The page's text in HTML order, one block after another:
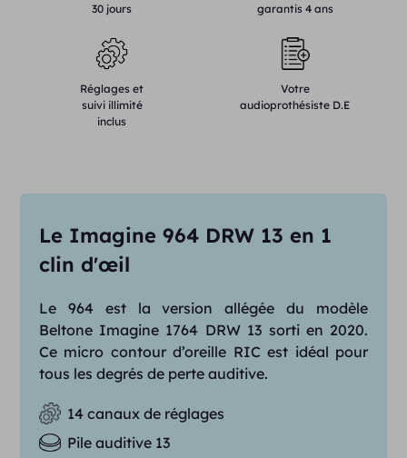
30 jours
garantis 4 ans
Réglages et
suivi illimité
inclus
Votre
audioprothésiste D.E
Le Imagine 964 DRW 13 en 1
clin d'œil
Le 964 est la version allégée du modèle
Beltone Imagine 1764 DRW 13 sorti en 2020.
Ce micro contour d’oreille RIC est idéal pour
tous les degrés de perte auditive.
14 canaux de réglages
Pile auditive 13